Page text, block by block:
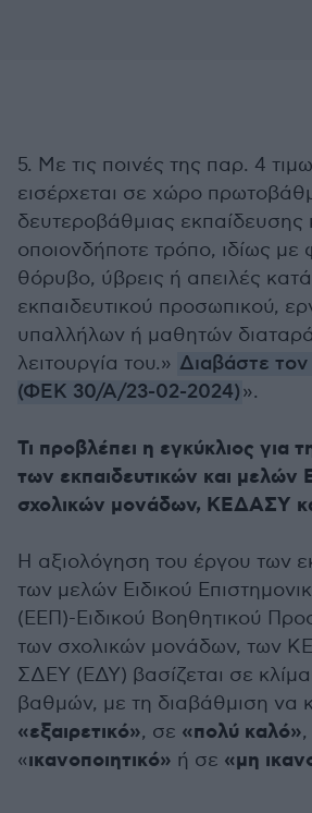
5. Με τις ποινές της παρ. 4
εισέρχεται σε χώρο
δευτεροβάθμιας εκπαίδευσης
οποιονδήποτε τρόπο, ιδίως με
θόρυβο, ύβρεις ή απειλές
εκπαιδευτικού προσωπικού,
υπαλλήλων ή μαθητών
λειτουργία του.» Διαβάστε
(ΦΕΚ 30/Α/23-02-2024)».
Τι προβλέπει η εγκύκλιος για
των εκπαιδευτικών και
σχολικών μονάδων, ΚΕΔΑΣΥ
Η αξιολόγηση του έργου των
των μελών Ειδικού
(ΕΕΠ)-Ειδικού Βοηθητικού
των σχολικών μονάδων, των
ΣΔΕΥ (ΕΔΥ) βασίζεται σε
βαθμών, με τη διαβάθμιση να
«εξαιρετικό», σε «πολύ καλό»
«ικανοποιητικό» ή σε «μη